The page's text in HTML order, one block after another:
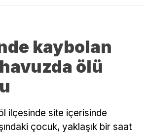
kaybolan
ölü
ilçesinde site içerisinde
çocuk, yaklaşık bir saat